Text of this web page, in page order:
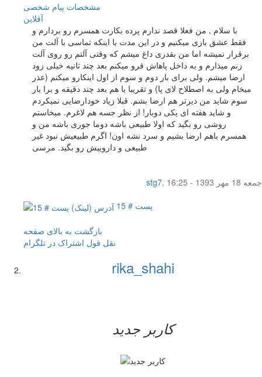
مشخصات پیام شخصی
آفلاين
با سلام , من فعلا قصد ندارم پرده بکارت همسرم رو بردارم و
فقط عشق بازی میکنیم و در این مدت با اینکه تماسی با آلت من
برقرار نمیشه اما من بقدری داغ میشم که وقتی آلتم رو روی آلت
زنم میذارم و به داخل پاهاش فرو میکنم بعد چند ثانیه خیلی زود
ارضا میشم. ولی برای بار دوم و سوم از اول اینکارو میکنم (عذر
میخام ولی به اصطلاح لای پا) و تقریبا با هم بعد چند دقیقه و برا بار
سوم شاید من دیرتر هم ارضا بشم. قبلا زیاد خودارضایی نمیکردم
و شاید هفته ای یکی دوبار! از نظر جسه هم لاغرم. میخاستم
روشی رو بگید که اولا طبیعی باشه دوما جوری باشه من و
همسرم باهم ارضا بشیم و سرد نشه اون! اگرم طبیعیش نبود غیر
طبیعی و داروییش رو بگید. مرسی
stg7,
جمعه 18 مهر 1393 - 16:25
پست # 15
بازگشت به بالای صفحه
نقل قول اشتراک در تلگرام
rika_shahi
کاربر جدید